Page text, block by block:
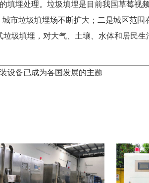
填埋处理。垃圾填埋是目前我国草莓视
市垃圾填埋场不断扩大；二是城区范
圾填埋，对大气、土壤、水体和居民
设备已成为各国发展的主题